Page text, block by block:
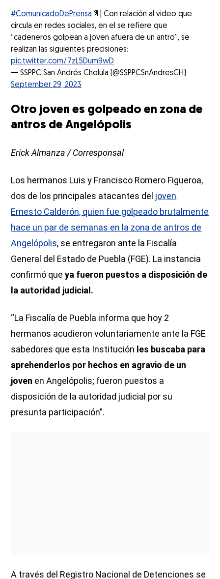
#ComunicadoDePrensa 📄| Con relación al video que
circula en redes sociales, en el se refiere que
“cadeneros golpean a joven afuera de un antro”, se
realizan las siguientes precisiones:
pic.twitter.com/7zL5Dum9wD
— SSPPC San Andrés Cholula (@SSPPCSnAndresCH)
September 29, 2023
Otro joven es golpeado en zona de
antros de Angelópolis
Erick Almanza / Corresponsal
Los hermanos Luis y Francisco Romero Figueroa,
dos de los principales atacantes del joven
Ernesto Calderón, quien fue golpeado brutalmente
hace un par de semanas en la zona de antros de
Angelópolis, se entregaron ante la Fiscalía
General del Estado de Puebla (FGE). La instancia
confirmó queya fueron puestos a disposición de
la autoridad judicial.
“La Fiscalía de Puebla informa que hoy 2
hermanos acudieron voluntariamente ante la FGE
sabedores que esta Institución les buscaba para
aprehenderlos por hechos en agravio de un
joven en Angelópolis; fueron puestos a
disposición de la autoridad judicial por su
presunta participación”.
A través del Registro Nacional de Detenciones se